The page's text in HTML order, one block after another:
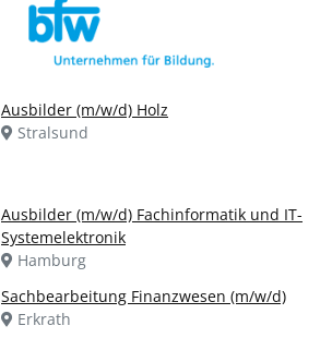
Ausbilder (m/w/d) Holz
Stralsund
Ausbilder (m/w/d) Fachinformatik und IT-
Systemelektronik
Hamburg
Sachbearbeitung Finanzwesen (m/w/d)
Erkrath